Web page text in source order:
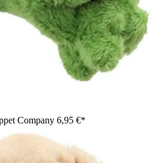
Company 6,95 €*